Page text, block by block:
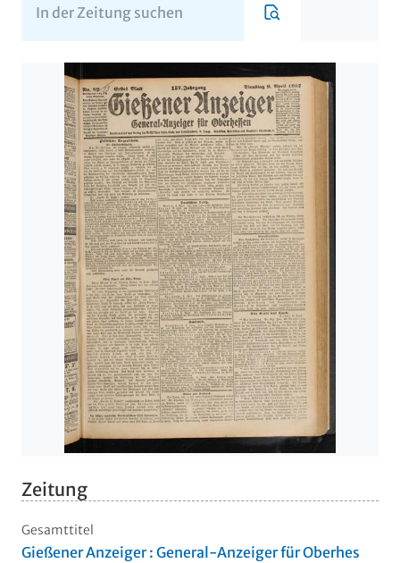
Zeitung
Gesamttitel
Gießener Anzeiger : General-Anzeiger für Oberhes